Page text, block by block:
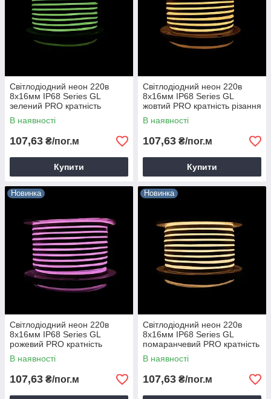
Світлодіодний неон 220в
8х16мм IP68 Series GL
зелений PRO кратність
різання 1м Prolum 160009
В наявності
107,63 ₴/пог.м
Купити
Світлодіодний неон 220в
8х16мм IP68 Series GL
жовтий PRO кратність різання
1м Prolum 160010
В наявності
107,63 ₴/пог.м
Купити
Новинка
Світлодіодний неон 220в
8х16мм IP68 Series GL
рожевий PRO кратність
різання 1м Prolum 160006
В наявності
107,63 ₴/пог.м
Новинка
Світлодіодний неон 220в
8х16мм IP68 Series GL
помаранчевий PRO кратність
різання 1м Prolum 160007
В наявності
107,63 ₴/пог.м